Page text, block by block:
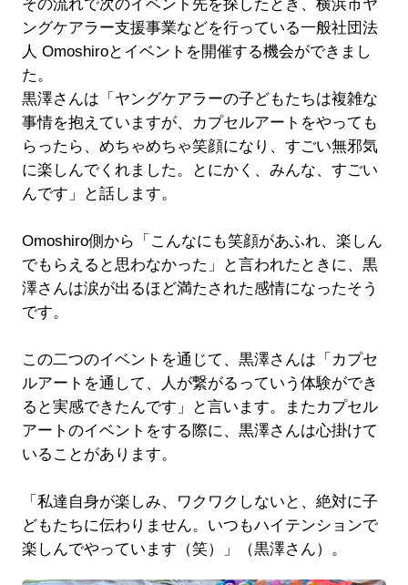
その流れで次のイベント先を探したとき、横浜市ヤ
ングケアラー支援事業などを行っている一般社団法
人 Omoshiroとイベントを開催する機会ができまし
た。
黒澤さんは「ヤングケアラーの子どもたちは複雑な
事情を抱えていますが、カプセルアートをやっても
らったら、めちゃめちゃ笑顔になり、すごい無邪気
に楽しんでくれました。とにかく、みんな、すごい
んです」と話します。
Omoshiro側から「こんなにも笑顔があふれ、楽しん
でもらえると思わなかった」と言われたときに、黒
澤さんは涙が出るほど満たされた感情になったそう
です。
この二つのイベントを通じて、黒澤さんは「カプセ
ルアートを通して、人が繋がるっていう体験ができ
ると実感できたんです」と言います。またカプセル
アートのイベントをする際に、黒澤さんは心掛けて
いることがあります。
「私達自身が楽しみ、ワクワクしないと、絶対に子
どもたちに伝わりません。いつもハイテンションで
楽しんでやっています（笑）」（黒澤さん）。